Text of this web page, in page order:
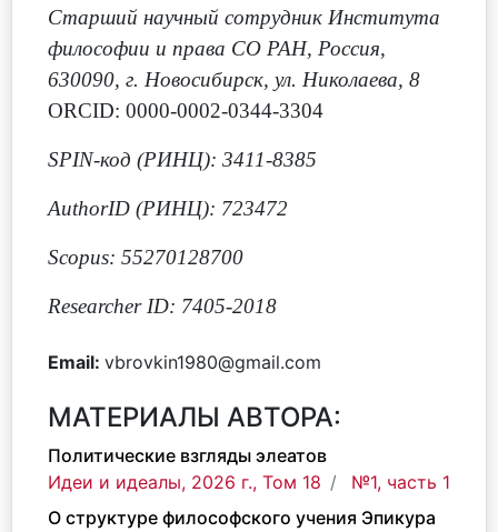
Старший научный сотрудник Института
философии и права СО РАН, Россия,
630090, г. Новосибирск, ул. Николаева, 8
ORCID: 0000-0002-0344-3304
SPIN-код (РИНЦ): 3411-8385
AuthorID (РИНЦ): 723472
Scopus: 55270128700
Researcher ID: 7405-2018
Email: vbrovkin1980@gmail.com
МАТЕРИАЛЫ АВТОРА:
Политические взгляды элеатов
Идеи и идеалы, 2026 г., Том 18
№1, часть 1
О структуре философского учения Эпикура